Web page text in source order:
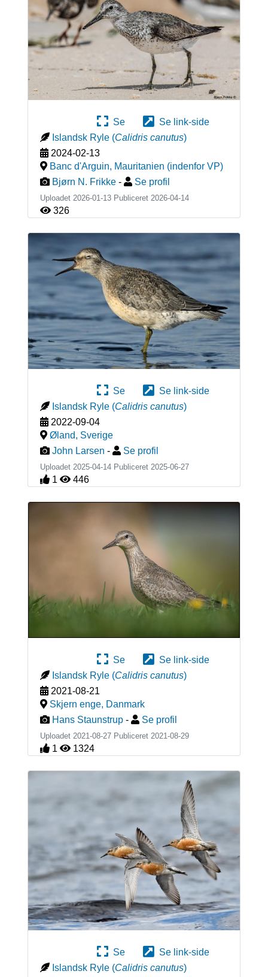
Se
Se link-side
Islandsk Ryle (Calidris canutus)
2024-02-13
Banc d'Arguin, Mauritanien (indenfor VP)
Bjørn N. Frikke - Se profil
Uploadet 2026-01-13 Publiceret 2026-04-14
326
Se
Se link-side
Islandsk Ryle (Calidris canutus)
2022-09-04
Øland, Sverige
John Larsen - Se profil
Uploadet 2025-04-14 Publiceret 2025-06-27
1 446
Se
Se link-side
Islandsk Ryle (Calidris canutus)
2021-08-21
Skjern enge, Danmark
Hans Staunstrup - Se profil
Uploadet 2021-08-27 Publiceret 2021-08-29
1 1324
Se
Se link-side
Islandsk Ryle (Calidris canutus)